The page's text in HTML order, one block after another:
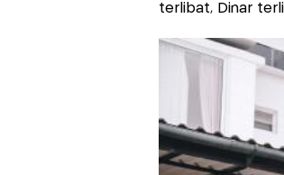
terlibat, Dinar